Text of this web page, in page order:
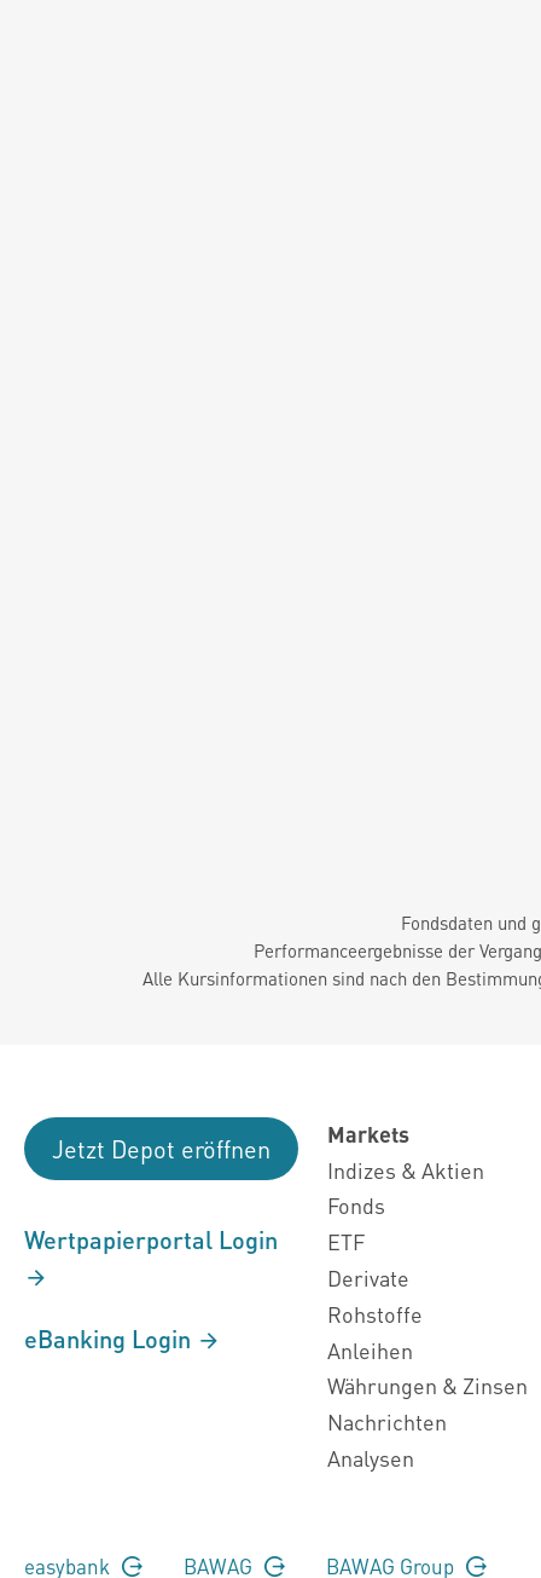
Fondsdaten und
Performanceergebnisse der
Alle Kursinformationen sind nach den
Jetzt Depot eröffnen
Wertpapierportal Login
eBanking Login
Markets
Indizes & Aktien
Fonds
ETF
Derivate
Rohstoffe
Anleihen
Währungen & Zinsen
Nachrichten
Analysen
easybank BAWAG BAWAG Group